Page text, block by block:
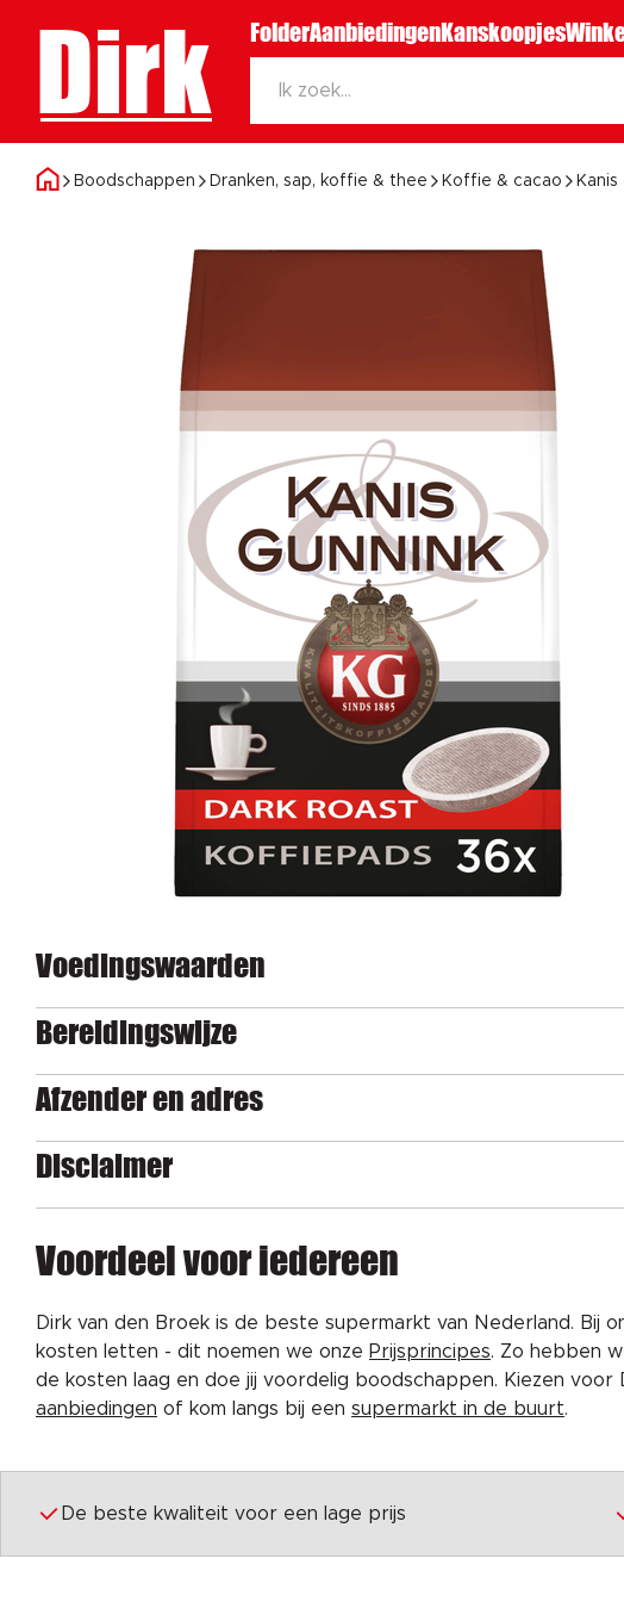
Dirk FolderAanbiedingenKanskoopjes
Boodschappen Dranken, sap, koffie & thee Koffie & cacao
Voedingswaarden
Bereidingswijze
Afzender en adres
Disclaimer
Voordeel voor iedereen
Dirk van den Broek is de beste supermarkt van Nederland.
kosten letten - dit noemen we onze Prijsprincipes. Zo hebben
de kosten laag en doe jij voordelig boodschappen. Kiezen
aanbiedingen of kom langs bij een supermarkt in de buurt.
De beste kwaliteit voor een lage prijs